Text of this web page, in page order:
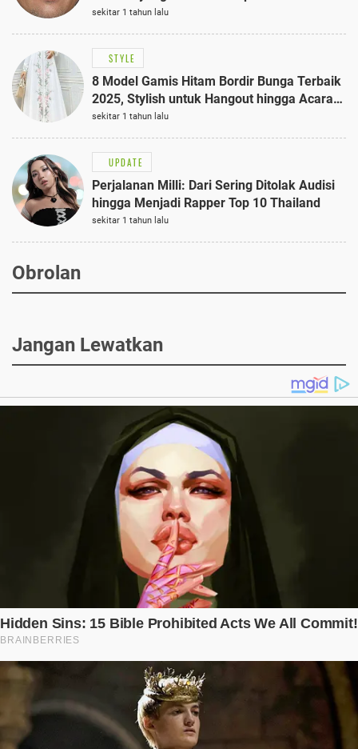
sekitar 1 tahun lalu
STYLE
8 Model Gamis Hitam Bordir Bunga Terbaik
2025, Stylish untuk Hangout hingga Acara
Semi-Formal
sekitar 1 tahun lalu
UPDATE
Perjalanan Milli: Dari Sering Ditolak Audisi
hingga Menjadi Rapper Top 10 Thailand
sekitar 1 tahun lalu
Obrolan
Jangan Lewatkan